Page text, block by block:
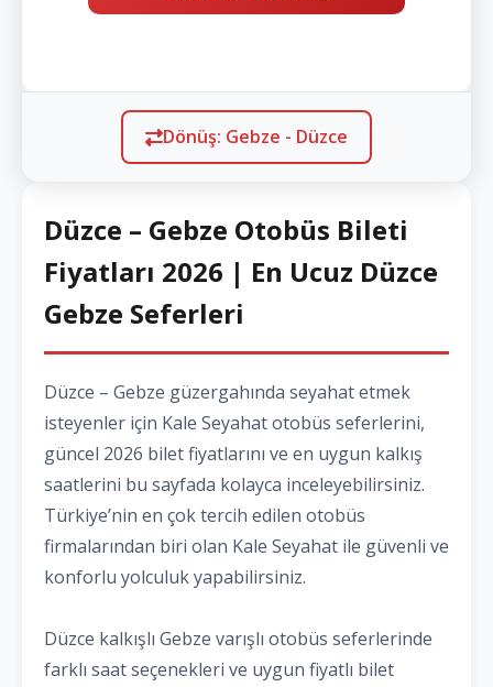
Dönüş: Gebze - Düzce
Düzce – Gebze Otobüs Bileti
Fiyatları 2026 | En Ucuz Düzce
Gebze Seferleri
Düzce – Gebze güzergahında seyahat etmek
isteyenler için Kale Seyahat otobüs seferlerini,
güncel 2026 bilet fiyatlarını ve en uygun kalkış
saatlerini bu sayfada kolayca inceleyebilirsiniz.
Türkiye’nin en çok tercih edilen otobüs
firmalarından biri olan Kale Seyahat ile güvenli ve
konforlu yolculuk yapabilirsiniz.
Düzce kalkışlı Gebze varışlı otobüs seferlerinde
farklı saat seçenekleri ve uygun fiyatlı bilet